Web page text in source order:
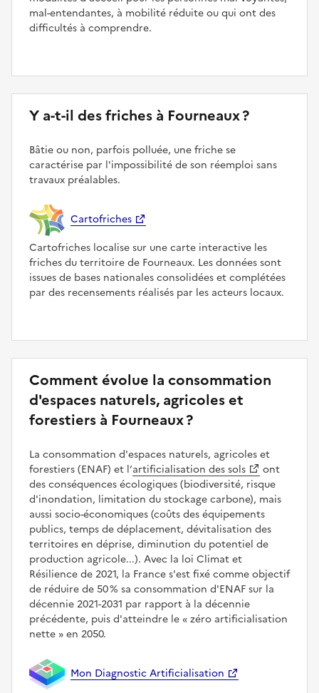
mal-entendantes, à mobilité réduite ou qui ont des
difficultés à comprendre.
Y a-t-il des friches à Fourneaux ?
Bâtie ou non, parfois polluée, une friche se
caractérise par l'impossibilité de son réemploi sans
travaux préalables.
Cartofriches
Cartofriches localise sur une carte interactive les
friches du territoire de Fourneaux. Les données sont
issues de bases nationales consolidées et complétées
par des recensements réalisés par les acteurs locaux.
Comment évolue la consommation
d'espaces naturels, agricoles et
forestiers à Fourneaux ?
La consommation d'espaces naturels, agricoles et
forestiers (ENAF) et l’artificialisation des sols
ont
des conséquences écologiques (biodiversité, risque
d'inondation, limitation du stockage carbone), mais
aussi socio-économiques (coûts des équipements
publics, temps de déplacement, dévitalisation des
territoires en déprise, diminution du potentiel de
production agricole...). Avec la loi Climat et
Résilience de 2021, la France s'est fixé comme objectif
de réduire de 50 % sa consommation d'ENAF sur la
décennie 2021-2031 par rapport à la décennie
précédente, puis d'atteindre le
zéro artificialisation
nette
en 2050.
Mon Diagnostic Artificialisation